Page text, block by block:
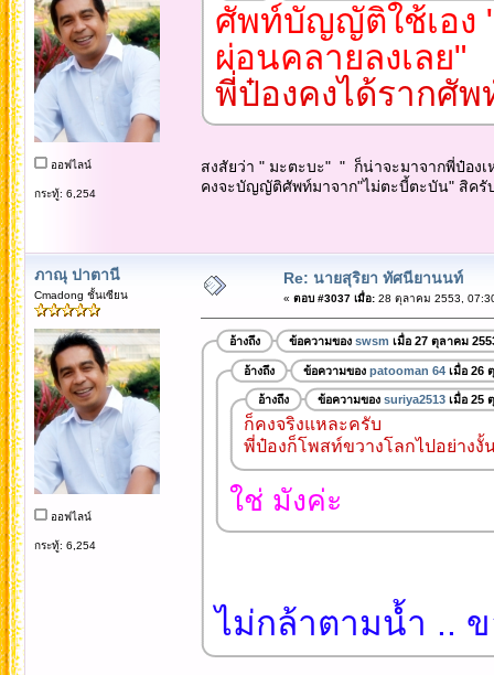
ออฟไลน์
กระทู้: 6,254
ศัพท์บัญญัติใช้เอง
ผ่อนคลายลงเลย"
พี่ป๋องคงได้รากศั
สงสัยว่า " มะตะบะ" " ก็น่าจะมาจากพี่ป๋อง
คงจะบัญญัติศัพท์มาจาก"ไม่ตะบี้ตะบัน" สิครั
ภาณุ ปาตานี
Cmadong ชั้นเซียน
ออฟไลน์
กระทู้: 6,254
Re: นายสุริยา ทัศนียานนท์
« ตอบ #3037 เมื่อ:28 ตุลาคม 2553,
อ้างถึง ข้อความของ swsm เมื่อ 27 ตุลาคม
อ้างถึง ข้อความของ patooman 64เมื่อ 26
อ้างถึง ข้อความของ suriya2513เมื่อ 25
ก็คงจริงแหละครับ
พี่ป๋องก็โพสท์ขวางโลกไปอย่างงั้น
ใช่ มังค่ะ
ไม่กล้าตามน้ำ ..